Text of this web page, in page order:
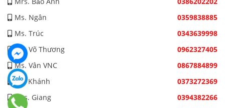
Ms. Ngân
0359838885
Ms. Trúc
0343639998
Ms. Võ Thương
0962327405
Ms. Vân VNC
0867884899
Mr. Khánh
0373272369
Mrs. Giang
0394382266